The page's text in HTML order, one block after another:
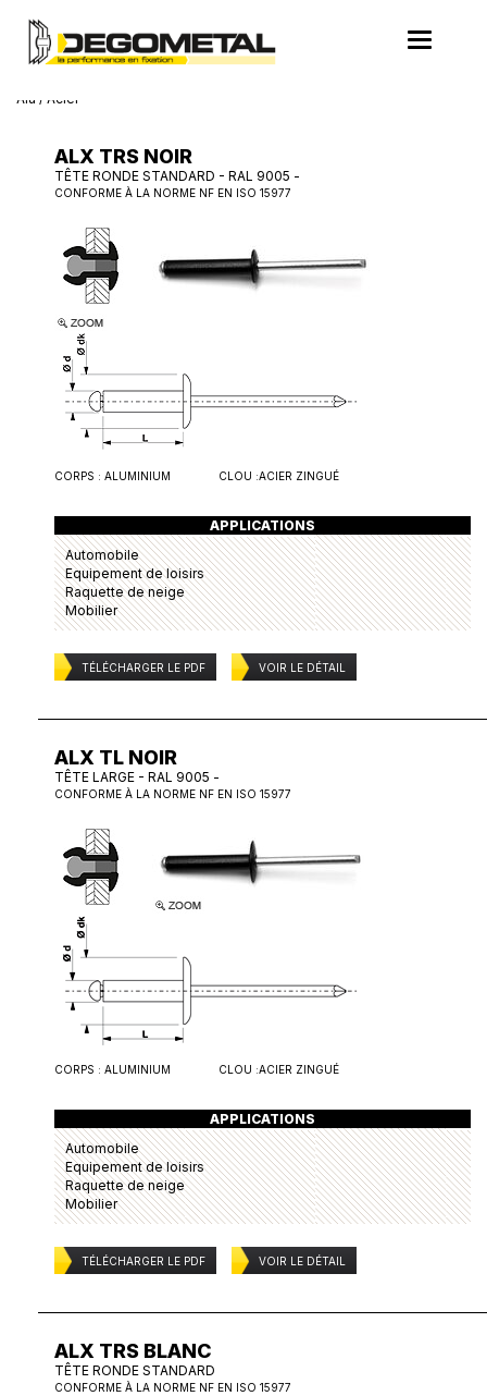
Toggle
Alu / Acier
ALX TRS NOIR
TÊTE RONDE STANDARD - RAL 9005 -
CONFORME À LA NORME NF EN ISO 15977
CORPS : ALUMINIUM CLOU :ACIER ZINGUÉ
APPLICATIONS
Automobile
Equipement de loisirs
Raquette de neige
Mobilier
TÉLÉCHARGER LE PDF VOIR LE DÉTAIL
ALX TL NOIR
TÊTE LARGE - RAL 9005 -
CONFORME À LA NORME NF EN ISO 15977
CORPS : ALUMINIUM CLOU :ACIER ZINGUÉ
APPLICATIONS
Automobile
Equipement de loisirs
Raquette de neige
Mobilier
TÉLÉCHARGER LE PDF VOIR LE DÉTAIL
ALX TRS BLANC
TÊTE RONDE STANDARD
CONFORME À LA NORME NF EN ISO 15977